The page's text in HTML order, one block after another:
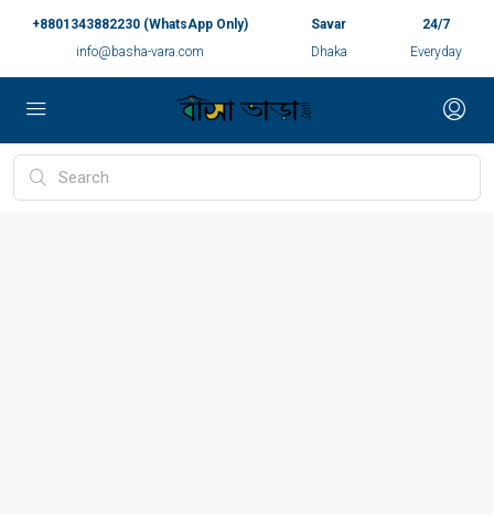
+8801343882230 (WhatsApp Only)
info@basha-vara.com
Savar
Dhaka
24/7
Everyday